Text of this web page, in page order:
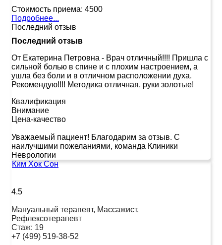
Стоимость приема: 4500
Подробнее...
Последний отзыв
Последний отзыв
От Екатерина Петровна - Врач отличный!!!! Пришла с
сильной болью в спине и с плохим настроением, а
ушла без боли и в отличном расположении духа.
Рекомендую!!!! Методика отличная, руки золотые!
Квалификация
Внимание
Цена-качество
Уважаемый пациент! Благодарим за отзыв. С
наилучшими пожеланиями, команда Клиники
Неврологии
Ким Хок Сон
4.5
Мануальный терапевт, Массажист,
Рефлексотерапевт
Стаж: 19
+7 (499) 519-38-52